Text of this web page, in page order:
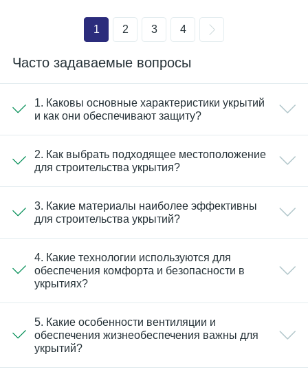
1 2 3 4
Часто задаваемые вопросы
1. Каковы основные характеристики укрытий
и как они обеспечивают защиту?
2. Как выбрать подходящее местоположение
для строительства укрытия?
3. Какие материалы наиболее эффективны
для строительства укрытий?
4. Какие технологии используются для
обеспечения комфорта и безопасности в
укрытиях?
5. Какие особенности вентиляции и
обеспечения жизнеобеспечения важны для
укрытий?